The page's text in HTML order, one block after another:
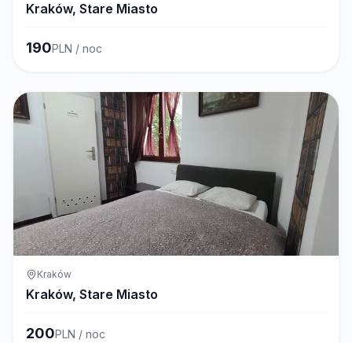
Kraków, Stare Miasto
190PLN / noc
Kraków
Kraków, Stare Miasto
200PLN / noc